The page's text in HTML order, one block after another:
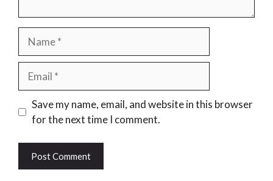
Name
Email
Website
Save my name, email, and website in this browser
for the next time I comment.